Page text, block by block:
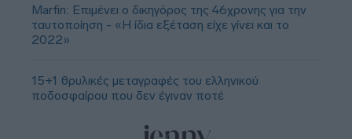
Marfin: Επιμένει ο δικηγόρος της 46χρονης για την
ταυτοποίηση - «Η ίδια εξέταση είχε γίνει και το
2022»
15+1 θρυλικές μεταγραφές του ελληνικού
ποδοσφαίρου που δεν έγιναν ποτέ